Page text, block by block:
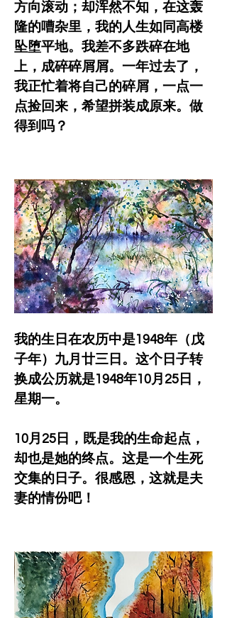
方向滚动；却浑然不知，在这轰
隆的嘈杂里，我的人生如同高楼
坠堕平地。我差不多跌碎在地
上，成碎碎屑屑。一年过去了，
我正忙着将自己的碎屑，一点一
点捡回来，希望拼装成原来。做
得到吗？
我的生日在农历中是1948年（戊
子年）九月廿三日。这个日子转
换成公历就是1948年10月25日，
星期一。
10月25日，既是我的生命起点，
却也是她的终点。这是一个生死
交集的日子。很感恩，这就是夫
妻的情份吧！